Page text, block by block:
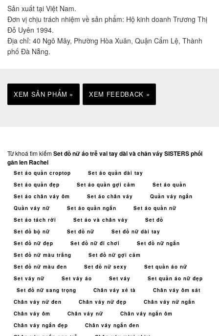
Sản xuất tại Việt Nam.
Đơn vị chịu trách nhiệm về sản phẩm: Hộ kinh doanh Trương Thị
Đỗ Uyên 1994.
Địa chỉ: 40 Ngô Mây, Phường Hòa Xuân, Quận Cẩm Lệ, Thành
phố Đà Nẵng.
XEM SẢN PHẨM » XEM FEEDBACK »
Từ khoá tìm kiếmSet đồ nữ áo trễ vai tay dài và chân váy SISTERS phối
gân len Rachel
Set áo quần croptop
Set áo quần dài tay
Set áo quần đẹp
Set áo quần gợi cảm
Set áo quần
Set áo chân váy ôm
Set áo chân váy
Quần váy ngắn
Quần váy nữ
Set áo quần ngắn
Set áo quần nữ
Set áo tách rời
Set áo và chân váy
Set đồ
Set đồ bộ nữ
Set đồ nữ
Set đồ nữ dài tay
Set đồ nữ đẹp
Set đồ nữ đi chơi
Set đồ nữ ngắn
Set đồ nữ màu trắng
Set đồ nữ gợi cảm
Set đồ nữ màu đen
Set đồ nữ sexy
Set quần áo nữ
Set váy nữ
Set váy áo Set váy
Set quần áo nữ đẹp
Set đồ nữ sang trọng
Chân váy xẻ tà
Chân váy ôm sát
Chân váy nữ đen
Chân váy nữ đẹp
Chân váy nữ ngắn
Chân váy ôm
Chân váy nữ
Chân váy ngắn ôm
Chân váy ngắn đẹp
Chân váy ngắn đen